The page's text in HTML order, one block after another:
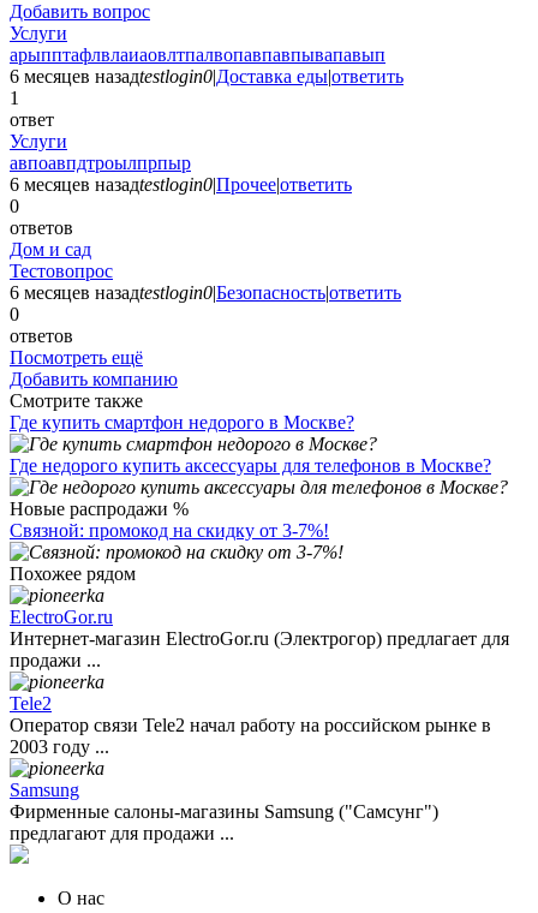
Добавить вопрос
Услуги
арыпптафлвлаиаовлтпалвопавпавпывапавып
6 месяцев назадtestlogin0|Доставка еды|ответить
1
ответ
Услуги
авпоавпдтроылпрпыр
6 месяцев назадtestlogin0|Прочее|ответить
0
ответов
Дом и сад
Тестовопрос
6 месяцев назадtestlogin0|Безопасность|ответить
0
ответов
Посмотреть ещё
Добавить компанию
Смотрите также
Где купить смартфон недорого в Москве?
Где недорого купить аксессуары для телефонов в Москве?
Новые распродажи %
Связной: промокод на скидку от 3-7%!
Похожее рядом
ElectroGor.ru
Интернет-магазин ElectroGor.ru (Электрогор) предлагает для
продажи ...
Tele2
Оператор связи Tele2 начал работу на российском рынке в
2003 году ...
Samsung
Фирменные салоны-магазины Samsung ("Самсунг")
предлагают для продажи ...
О нас